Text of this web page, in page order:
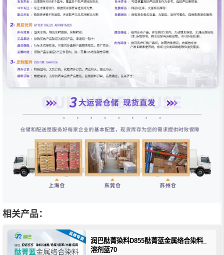
相关产品：
润巴酞菁染料D855酞菁蓝金属络合染料_
溶剂蓝70